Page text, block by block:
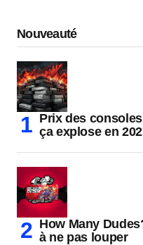
Nouveauté
Prix des
ça explose en
How Many
à ne pas louper